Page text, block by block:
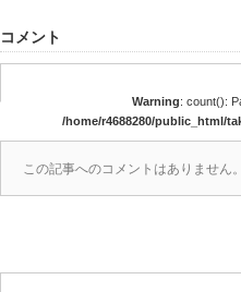
コメント
Warning: count():
/home/r4688280/public_html/
この記事へのコメントはありません。